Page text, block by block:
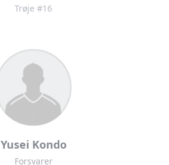
Trøje #16
Yusei Kondo
Forsvarer